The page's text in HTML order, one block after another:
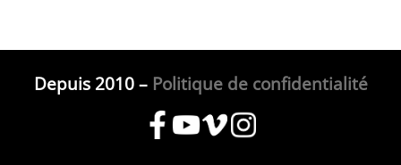
Depuis 2010 – Politique de confidentialité